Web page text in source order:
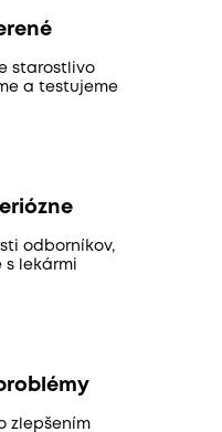
starostlivo
a testujeme
odborníkov,
s lekármi
zlepšením